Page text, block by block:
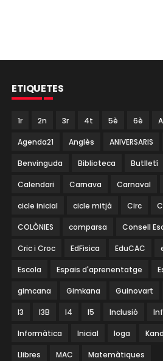
ETIQUETES
1r 2n 3r 4t 5è 6è
Agenda21 Anglès ANIVERSARIS
Benvinguda Biblioteca Butlletí
Calendari Carnava Carnaval
cicle inicial cicle mitjà Circ
COLÒNIES comparsa Consell
Cric i Croc EdFisica EduCAC
Escola Espais d'aprenentatge
gimcana Gimkana Guinovart
I3 I3B I4 I5 Inclusió
Informàtica Inicial Ioga
Llibres MAC Matemàtiques